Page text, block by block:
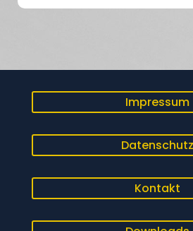
Impressum
Datenschutz
Kontakt